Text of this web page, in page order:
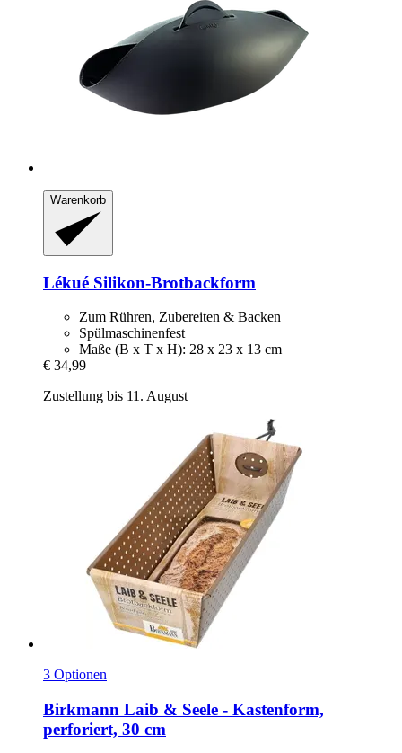
Warenkorb
Lékué Silikon-​Brotbackform
Zum Rühren, Zubereiten & Backen
Spülmaschinenfest
Maße (B x T x H): 28 x 23 x 13 cm
€ 34,99
Zustellung bis 11. August
3 Optionen
Birkmann Laib & Seele -​ Kastenform,
perforiert, 30 cm